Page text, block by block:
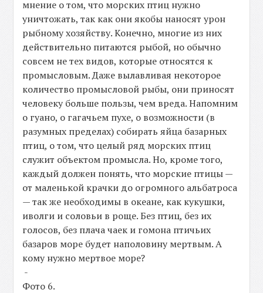
мнение о том, что морских птиц нужно
уничтожать, так как они якобы наносят урон
рыбному хозяйству. Конечно, многие из них
действительно питаются рыбой, но обычно
совсем не тех видов, которые относятся к
промысловым. Даже вылавливая некоторое
количество промысловой рыбы, они приносят
человеку больше пользы, чем вреда. Напомним
о гуано, о гагачьем пухе, о возможности (в
разумных пределах) собирать яйца базарных
птиц, о том, что целый ряд морских птиц
служит объектом промысла. Но, кроме того,
каждый должен понять, что морские птицы —
от маленькой крачки до огромного альбатроса
— так же необходимы в океане, как кукушки,
иволги и соловьи в роще. Без птиц, без их
голосов, без плача чаек и гомона птичьих
базаров море будет наполовину мертвым. А
кому нужно мертвое море?
-
Фото 6.